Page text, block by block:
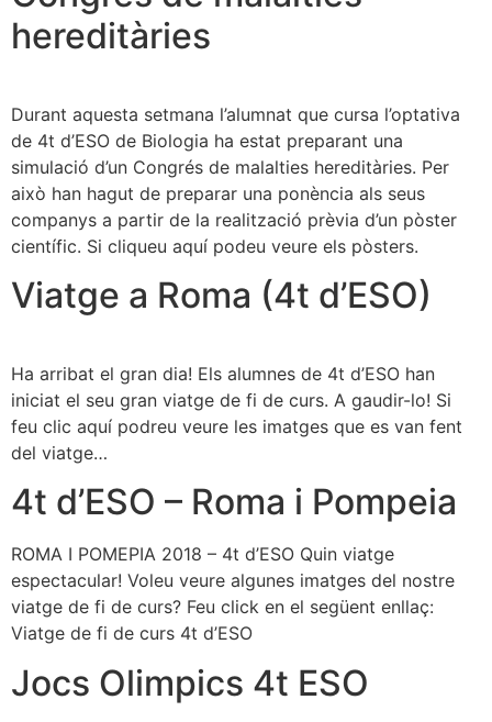
hereditàries
Durant aquesta setmana l’alumnat que cursa l’optativa
de 4t d’ESO de Biologia ha estat preparant una
simulació d’un Congrés de malalties hereditàries. Per
això han hagut de preparar una ponència als seus
companys a partir de la realització prèvia d’un pòster
científic. Si cliqueu aquí podeu veure els pòsters.
Viatge a Roma (4t d’ESO)
Ha arribat el gran dia! Els alumnes de 4t d’ESO han
iniciat el seu gran viatge de fi de curs. A gaudir-lo! Si
feu clic aquí podreu veure les imatges que es van fent
del viatge…
4t d’ESO – Roma i Pompeia
ROMA I POMEPIA 2018 – 4t d’ESO Quin viatge
espectacular! Voleu veure algunes imatges del nostre
viatge de fi de curs? Feu click en el següent enllaç:
Viatge de fi de curs 4t d’ESO
Jocs Olimpics 4t ESO